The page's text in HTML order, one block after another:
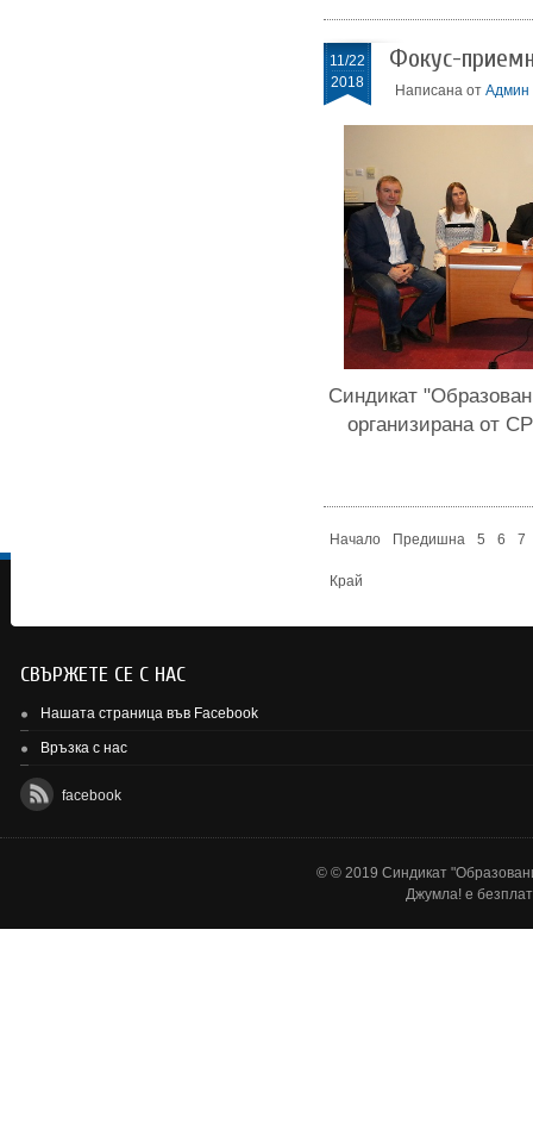
11/22
2018
Фокус-
Написана от Админ
Синдикат
организирана от
Начало Предишна 5 6 7
Край
СВЪРЖЕТЕ СЕ С НАС
Нашата страница във Facebook
Връзка с нас
facebook
© © 2019 Синдикат
Джумла! е